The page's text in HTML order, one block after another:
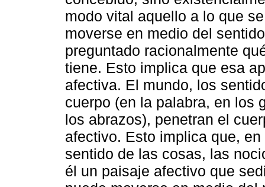
modo vital aquello a lo que
moverse en medio del
preguntado racionalmente
tiene. Esto implica que esa
afectiva. El mundo, los
cuerpo (en la palabra, en los
los abrazos), penetran el
afectivo. Esto implica que,
sentido de las cosas, las
él un paisaje afectivo que